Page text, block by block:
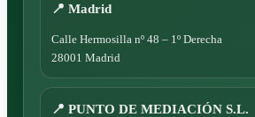
📍 Madrid
Calle Hermosilla nº 48 – 1º Derecha
28001 Madrid
📍 PUNTO DE MEDIACIÓN S.L.